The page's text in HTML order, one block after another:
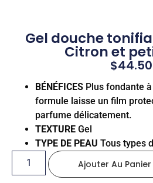
Gel douche
Citron et
$44.50
BÉNÉFICES Plus fondante
formule laisse un film
parfume délicatement.
TEXTURE Gel
TYPE DE PEAU Tous types
Ajouter Au Panier